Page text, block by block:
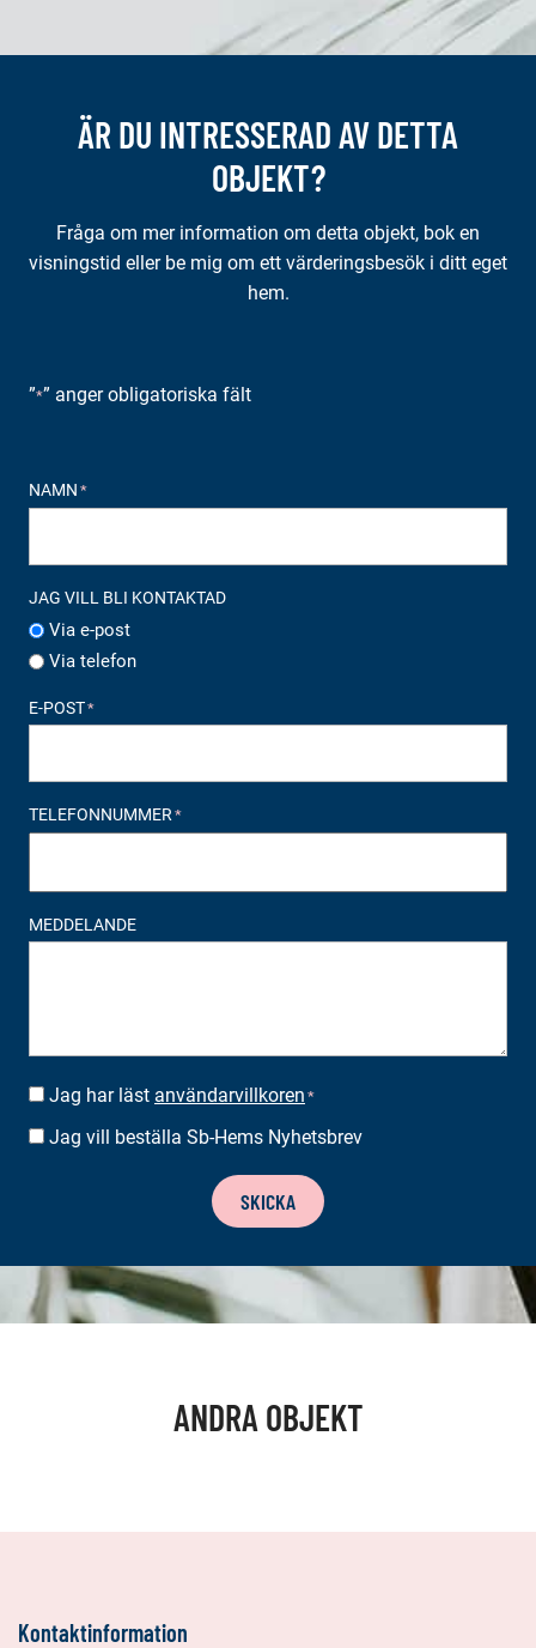
ÄR DU INTRESSERAD AV DETTA
OBJEKT?
Fråga om mer information om detta objekt, bok en
visningstid eller be mig om ett värderingsbesök i ditt eget
hem.
”*” anger obligatoriska fält
NAMN *
JAG VILL BLI KONTAKTAD
Via e-post
Via telefon
E-POST*
TELEFONNUMMER*
MEDDELANDE
SUOSTUMUS *
Jag har läst användarvillkoren *
BESTÄLLA
Jag vill beställa Sb-Hems Nyhetsbrev
SKICKA
ANDRA OBJEKT
Kontaktinformation